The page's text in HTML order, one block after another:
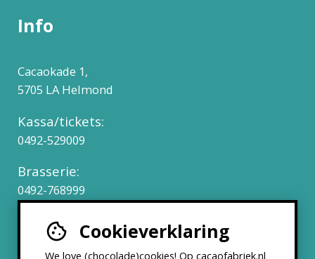
Cookieverklaring
We love (chocolade)cookies! Op cacaofabriek.nl
Info
Cacaokade 1,
5705 LA Helmond
Kassa/tickets:
0492-529009
Brasserie:
0492-768999
Werken bij